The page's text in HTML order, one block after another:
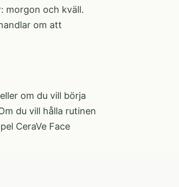
morgon och kväll.
om att
om du vill börja
du vill hålla rutinen
CeraVe Face